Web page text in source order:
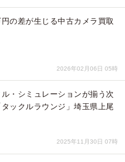
の差が生じる中古カメラ買取
2026年02月06日 05時
・シミュレーションが揃う次
ックルラウンジ」埼玉県上尾
2025年11月30日 07時